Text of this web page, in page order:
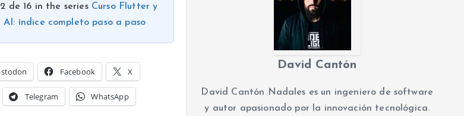
de 16 in the series Curso Flutter y
índice completo paso a paso
Facebook X
Telegram WhatsApp
David Cantón
David Cantón Nadales es un ingeniero de software
y autor apasionado por la innovación tecnológica.